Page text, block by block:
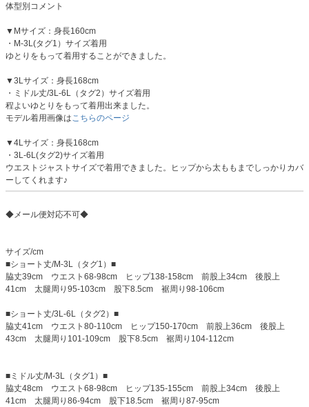
体型別コメント
▼Mサイズ：身長160cm
・M-3L(タグ1）サイズ着用
ゆとりをもって着用することができました。
▼3Lサイズ：身長168cm
・ミドル丈/3L-6L（タグ2）サイズ着用
程よいゆとりをもって着用出来ました。
モデル着用画像はこちらのページ
▼4Lサイズ：身長168cm
・3L-6L(タグ2)サイズ着用
ウエストジャストサイズで着用できました。ヒップから太ももまでしっかりカバ
ーしてくれます♪
◆メール便対応不可◆
サイズ/cm
■ショート丈/M-3L（タグ1）■
脇丈39cm ウエスト68-98cm ヒップ138-158cm 前股上34cm 後股上
41cm 太腿周り95-103cm 股下8.5cm 裾周り98-106cm
■ショート丈/3L-6L（タグ2）■
脇丈41cm ウエスト80-110cm ヒップ150-170cm 前股上36cm 後股上
43cm 太腿周り101-109cm 股下8.5cm 裾周り104-112cm
■ミドル丈/M-3L（タグ1）■
脇丈48cm ウエスト68-98cm ヒップ135-155cm 前股上34cm 後股上
41cm 太腿周り86-94cm 股下18.5cm 裾周り87-95cm